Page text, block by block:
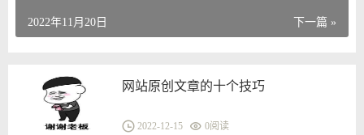
2022年11月20日 下一篇 »
网站原创文章的十个技巧
2022-12-15 0阅读